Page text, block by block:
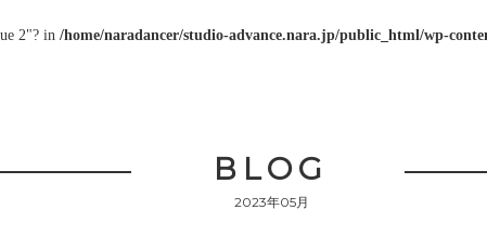
2"? in /home/naradancer/studio-advance.nara.jp/public_html/wp-
BLOG
2023年05月